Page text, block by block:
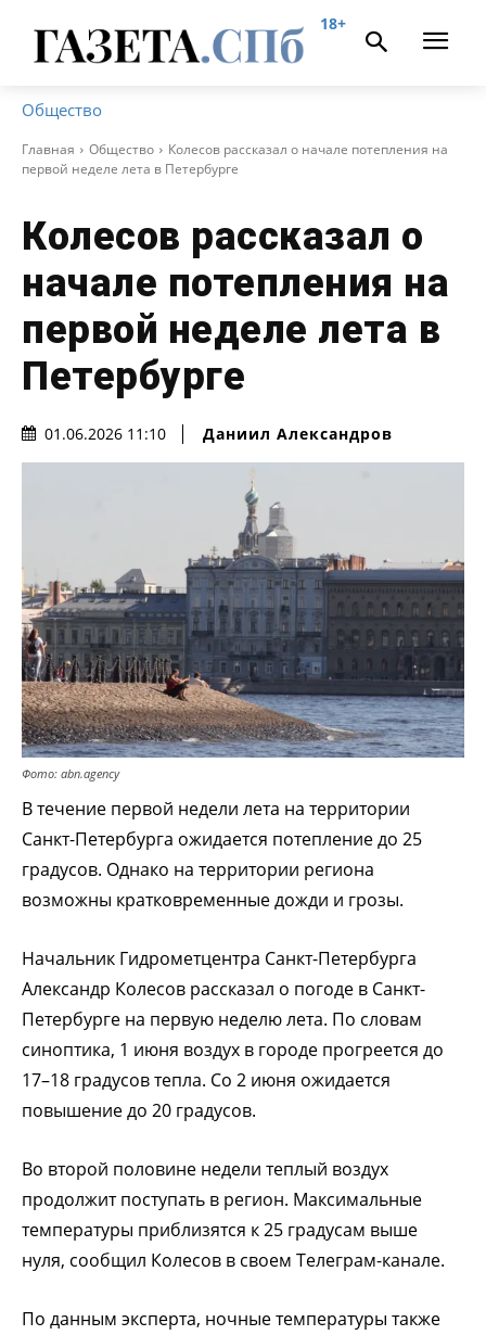
18+
Общество
Главная Общество
Колесов рассказал о начале потепления на
первой неделе лета в Петербурге
Колесов рассказал о
начале потепления на
первой неделе лета в
Петербурге
01.06.2026 11:10 Даниил Александров
Фото: abn.agency
В течение первой недели лета на территории
Санкт-Петербурга ожидается потепление до 25
градусов. Однако на территории региона
возможны кратковременные дожди и грозы.
Начальник Гидрометцентра Санкт-Петербурга
Александр Колесов рассказал о погоде в Санкт-
Петербурге на первую неделю лета. По словам
синоптика, 1 июня воздух в городе прогреется до
17–18 градусов тепла. Со 2 июня ожидается
повышение до 20 градусов.
Во второй половине недели теплый воздух
продолжит поступать в регион. Максимальные
температуры приблизятся к 25 градусам выше
нуля, сообщил Колесов в своем Телеграм-канале.
По данным эксперта, ночные температуры также